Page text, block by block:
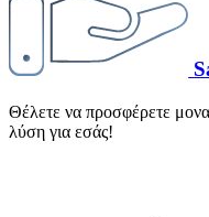
Θέλετε να προσφέρετε
λύση για εσάς!